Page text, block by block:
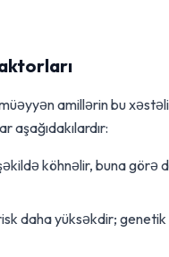
amillərin bu
aşağıdakılardır:
köhnəlir, buna görə
daha yüksəkdir; genetik